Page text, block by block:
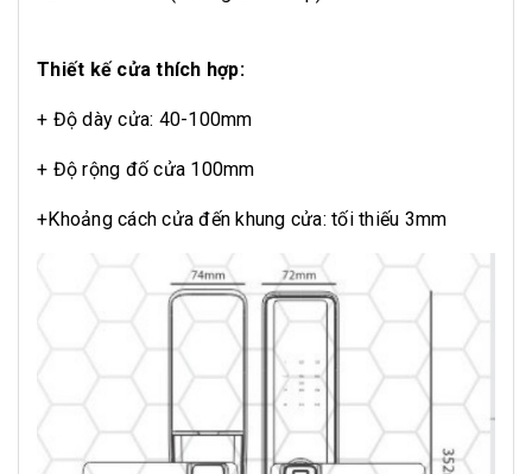
Thiết kế cửa thích hợp:
+ Độ dày cửa: 40-100mm
+ Độ rộng đố cửa 100mm
+Khoảng cách cửa đến khung cửa: tối thiếu 3mm